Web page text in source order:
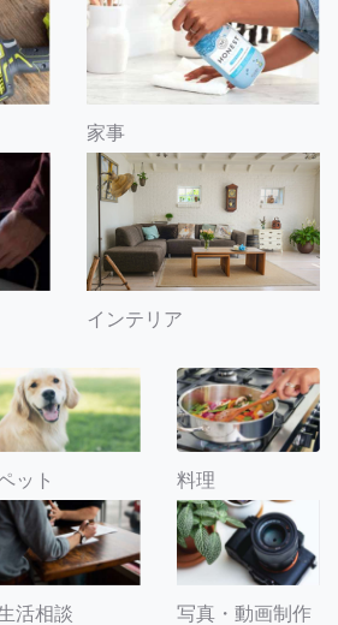
家事
インテリア
ット 料理
活相談 写真・動画制作